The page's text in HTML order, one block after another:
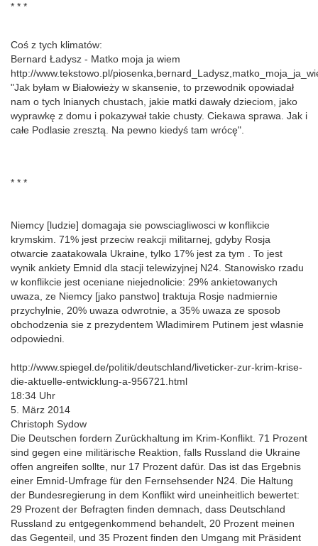
* * *
Coś z tych klimatów:
Bernard Ładysz - Matko moja ja wiem
http://www.tekstowo.pl/
"Jak byłam w Białowieży w skansenie, to przewodnik opowiadał
nam o tych lnianych chustach, jakie matki dawały dzieciom, jako
wyprawkę z domu i pokazywał takie chusty. Ciekawa sprawa. Jak i
całe Podlasie zresztą. Na pewno kiedyś tam wrócę".
* * *
Niemcy [ludzie] domagaja sie powsciagliwosci w konflikcie
krymskim. 71% jest przeciw reakcji militarnej, gdyby Rosja
otwarcie zaatakowala Ukraine, tylko 17% jest za tym . To jest
wynik ankiety Emnid dla stacji telewizyjnej N24. Stanowisko rzadu
w konflikcie jest oceniane niejednolicie: 29% ankietowanych
uwaza, ze Niemcy [jako panstwo] traktuja Rosje nadmiernie
przychylnie, 20% uwaza odwrotnie, a 35% uwaza ze sposob
obchodzenia sie z prezydentem Wladimirem Putinem jest wlasnie
odpowiedni.
http://www.spiegel.de/politik/deutschland/liveticker-zur-krim-krise-
die-aktuelle-entwicklung-a-956721.html
18:34 Uhr
5. März 2014
Christoph Sydow
Die Deutschen fordern Zurückhaltung im Krim-Konflikt. 71 Prozent
sind gegen eine militärische Reaktion, falls Russland die Ukraine
offen angreifen sollte, nur 17 Prozent dafür. Das ist das Ergebnis
einer Emnid-Umfrage für den Fernsehsender N24. Die Haltung
der Bundesregierung in dem Konflikt wird uneinheitlich bewertet:
29 Prozent der Befragten finden demnach, dass Deutschland
Russland zu entgegenkommend behandelt, 20 Prozent meinen
das Gegenteil, und 35 Prozent finden den Umgang mit Präsident